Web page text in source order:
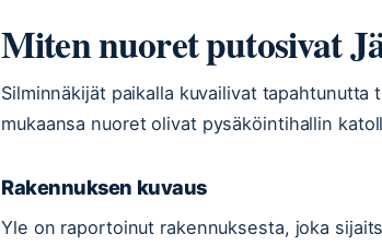
Miten nuoret putosivat
Silminnäkijät paikalla kuvailivat
mukaansa nuoret olivat pysäköintihallin
Rakennuksen kuvaus
Yle on raportoinut rakennuksesta, joka